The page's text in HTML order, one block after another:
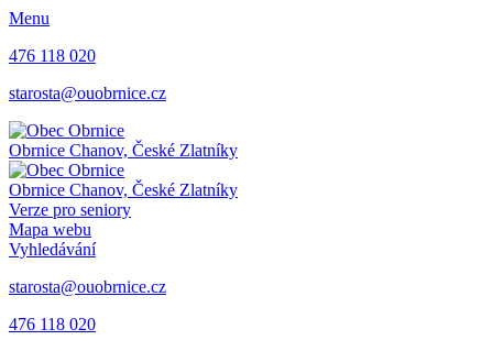
Menu
476 118 020
starosta@ouobrnice.cz
Obrnice Chanov, České Zlatníky
Obrnice Chanov, České Zlatníky
Verze pro seniory
Mapa webu
Vyhledávání
starosta@ouobrnice.cz
476 118 020